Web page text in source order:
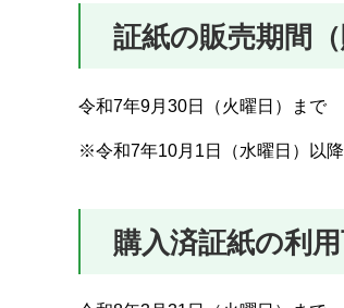
証紙の販売期間（
令和7年9月30日（火曜日）まで
※令和7年10月1日（水曜日）以
購入済証紙の利